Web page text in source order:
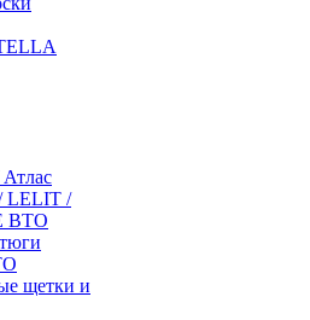
LELIT /
ВТО
щетки и